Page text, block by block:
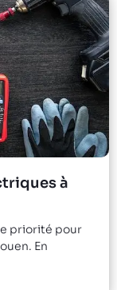
à
priorité pour
En